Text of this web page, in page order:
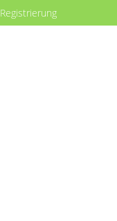
Registrierung